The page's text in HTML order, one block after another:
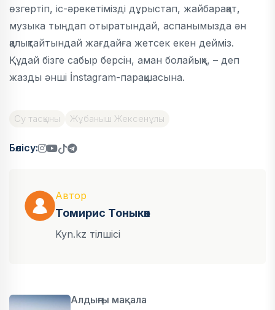
өзгертіп, іс-әрекетімізді дұрыстап, жайбарақат,
музыка тыңдап отыратындай, аспанымызда ән
қалықтайтындай жағдайға жетсек екен дейміз.
Құдай бізге сабыр берсін, аман болайық», – деп
жазды әнші İnstagram-парақшасына.
Су тасқыны Жұбаныш Жексенұлы
Бөлісу:
Автор
Томирис Тоныкөк
Kyn.kz тілшісі
Алдыңғы мақала